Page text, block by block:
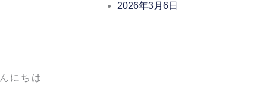
2026年3月6日
にちは